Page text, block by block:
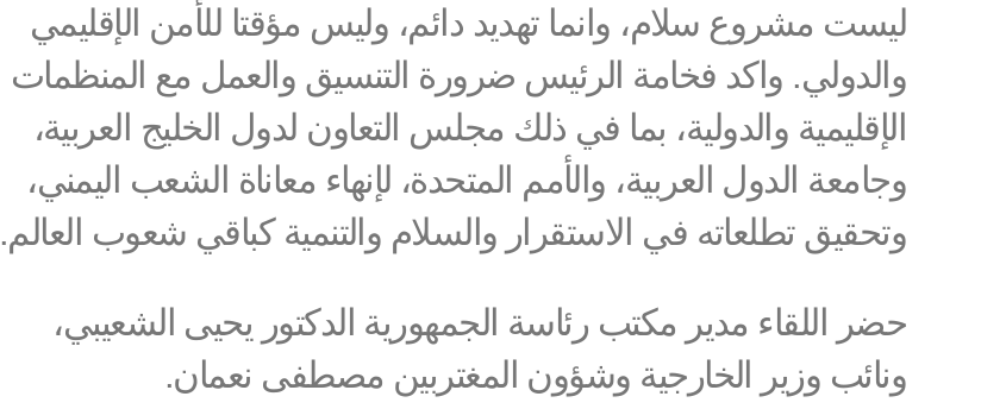
ليست مشروع سلام، وانما تهديد دائم، وليس مؤقتا للأمن الإقليمي
والدولي. واكد فخامة الرئيس ضرورة التنسيق والعمل مع المنظمات
الإقليمية والدولية، بما في ذلك مجلس التعاون لدول الخليج العربية،
وجامعة الدول العربية، والأمم المتحدة، لإنهاء معاناة الشعب اليمني،
وتحقيق تطلعاته في الاستقرار والسلام والتنمية كباقي شعوب العالم.
حضر اللقاء مدير مكتب رئاسة الجمهورية الدكتور يحيى الشعيبي،
ونائب وزير الخارجية وشؤون المغتربين مصطفى نعمان.